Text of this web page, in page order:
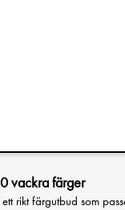
förskolan eller i sängen.
som vi alla.
ekologisk bomull
är gjord i finaste
godkänd enligt den
vackra färger
rikt färgutbud som